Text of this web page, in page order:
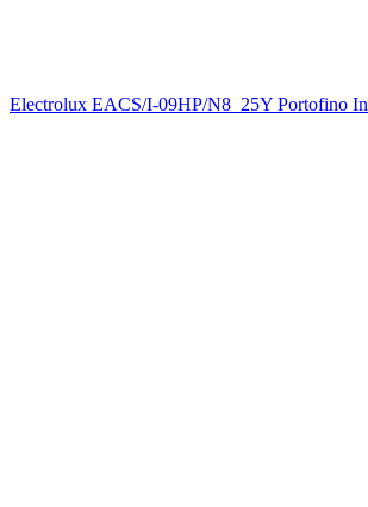
Electrolux EACS/I-09HP/N8_25Y Portofino